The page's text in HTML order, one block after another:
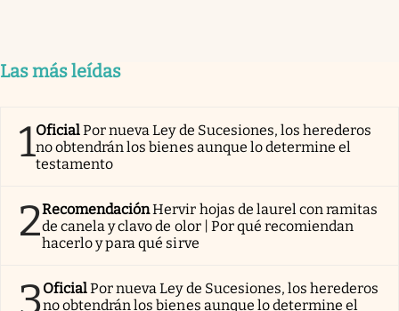
Las más leídas
1OficialPor nueva Ley de Sucesiones, los herederos
no obtendrán los bienes aunque lo determine el
testamento
2RecomendaciónHervir hojas de laurel con ramitas
de canela y clavo de olor | Por qué recomiendan
hacerlo y para qué sirve
3OficialPor nueva Ley de Sucesiones, los herederos
no obtendrán los bienes aunque lo determine el